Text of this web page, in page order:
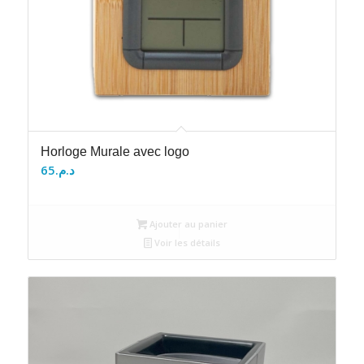
Horloge Murale avec logo
د.م.65
Ajouter au panier
Voir les détails